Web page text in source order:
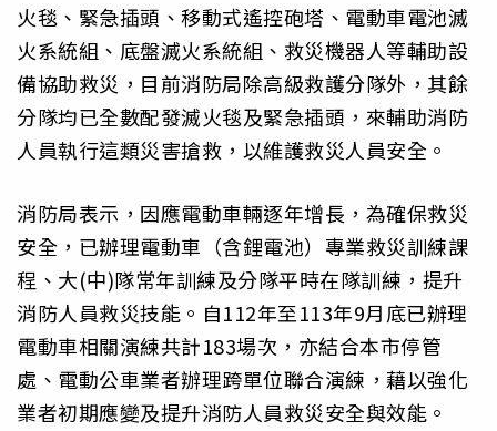
火毯、緊急插頭、移動式遙控砲塔、電動車電池滅
火系統組、底盤滅火系統組、救災機器人等輔助設
備協助救災，目前消防局除高級救護分隊外，其餘
分隊均已全數配發滅火毯及緊急插頭，來輔助消防
人員執行這類災害搶救，以維護救災人員安全。
消防局表示，因應電動車輛逐年增長，為確保救災
安全，已辦理電動車（含鋰電池）專業救災訓練課
程、大(中)隊常年訓練及分隊平時在隊訓練，提升
消防人員救災技能。自112年至113年9月底已辦理
電動車相關演練共計183場次，亦結合本市停管
處、電動公車業者辦理跨單位聯合演練，藉以強化
業者初期應變及提升消防人員救災安全與效能。